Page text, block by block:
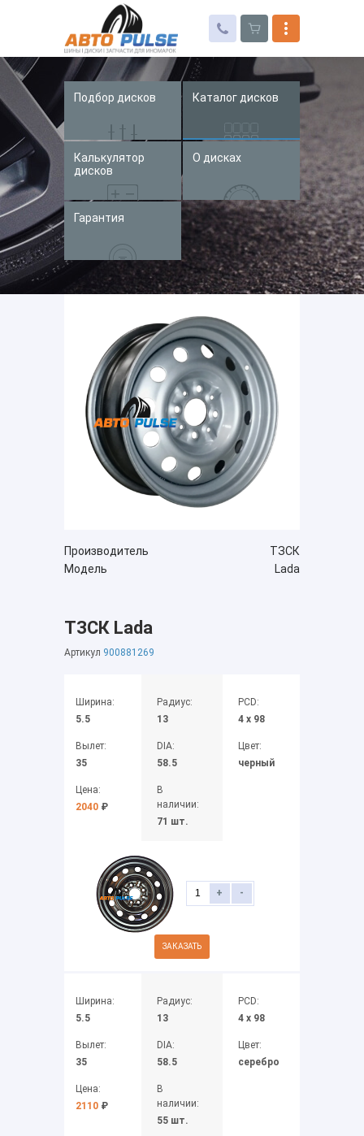
Автошины
Колесные диски
Запчасти для иномарок
Услуги
Доставка и оплата
Контакты
Подбор дисков Каталог дисков
Калькулятор
дисков
О дисках
Гарантия
Производитель
ТЗСК
Модель
Lada
ТЗСК Lada
Артикул 900881269
Ширина:
5.5
Вылет:
35
Цена:
2040 ₽
Радиус:
13
DIA:
58.5
В
наличии:
71 шт.
PCD:
4 x 98
Цвет:
черный
+ -
ЗАКАЗАТЬ
Ширина:
5.5
Вылет:
35
Цена:
2110 ₽
Радиус:
13
DIA:
58.5
В
наличии:
55 шт.
PCD:
4 x 98
Цвет:
серебро